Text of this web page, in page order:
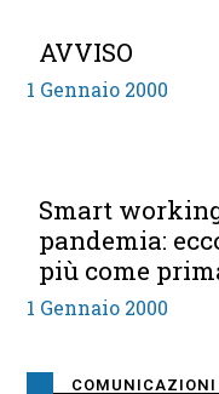
AVVISO
1 Gennaio 2000
Smart
pandemia:
più come
1 Gennaio 2000
COMUNICAZIONI